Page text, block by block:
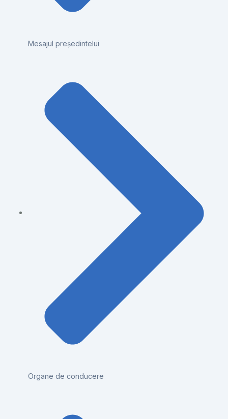
Mesajul președintelui
Organe de conducere